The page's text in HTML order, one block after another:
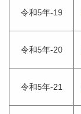
令和5年-19
令和5年-20
令和5年-21